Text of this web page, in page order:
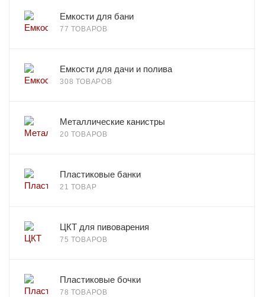
Емкости для бани
77 ТОВАРОВ
Емкости для дачи и полива
308 ТОВАРОВ
Металлические канистры
20 ТОВАРОВ
Пластиковые банки
21 ТОВАР
ЦКТ для пивоварения
75 ТОВАРОВ
Пластиковые бочки
78 ТОВАРОВ